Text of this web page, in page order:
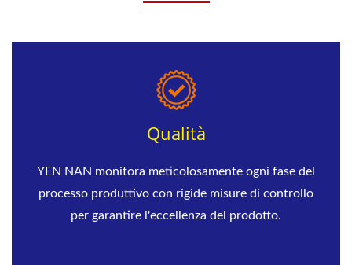
Qualità
YEN NAN monitora meticolosamente ogni fase del
processo produttivo con rigide misure di controllo
per garantire l'eccellenza del prodotto.